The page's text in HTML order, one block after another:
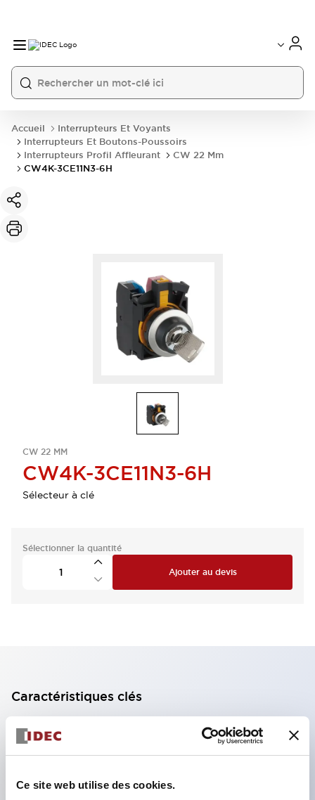
Ce site web utilise des cookies.
Accueil
Interrupteurs Et Voyants
Interrupteurs Et Boutons-Poussoirs
Interrupteurs Profil Affleurant
CW 22 Mm
CW4K-3CE11N3-6H
CW 22 MM
CW4K-3CE11N3-6H
Sélecteur à clé
Sélectionner la quantité
Ajouter au devis
Caractéristiques clés
Bloc de contact à 2 étages avec 2 contacts,
permettant une configuration à 4 contacts